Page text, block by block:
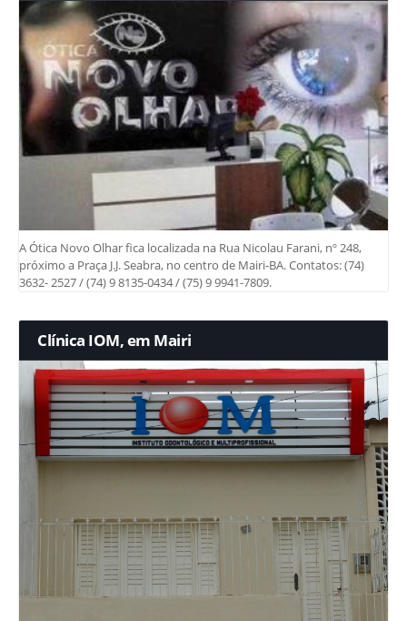
A Ótica Novo Olhar fica localizada na Rua Nicolau Farani, nº 248,
próximo a Praça J.J. Seabra, no centro de Mairi-BA. Contatos: (74)
3632- 2527 / (74) 9 8135-0434 / (75) 9 9941-7809.
Clínica IOM, em Mairi